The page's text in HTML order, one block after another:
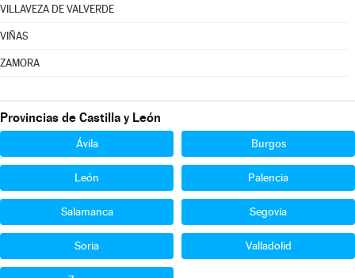
VILLAVEZA DE VALVERDE
VIÑAS
ZAMORA
Provincias de Castilla y León
Ávila Burgos
León Palencia
Salamanca Segovia
Soria Valladolid